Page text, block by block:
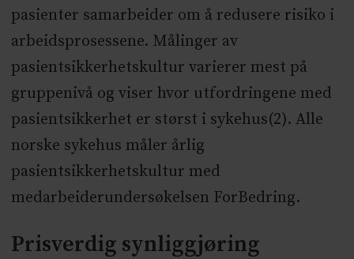
pasienter samarbeider om å redusere risiko i
arbeidsprosessene. Målinger av
pasientsikkerhetskultur varierer mest på
gruppenivå og viser hvor utfordringene med
pasientsikkerhet er størst i sykehus(2). Alle
norske sykehus måler årlig
pasientsikkerhetskultur med
medarbeiderundersøkelsen ForBedring.
Prisverdig synliggjøring